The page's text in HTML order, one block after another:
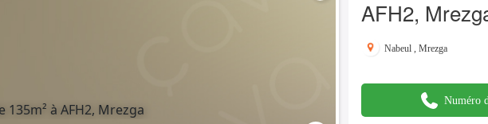
AFH2,
Nabeul ,Mrezga
Numéro